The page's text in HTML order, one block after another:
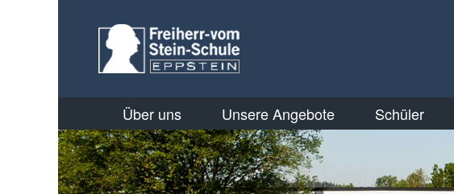
Über uns Unsere Angebote Schüler